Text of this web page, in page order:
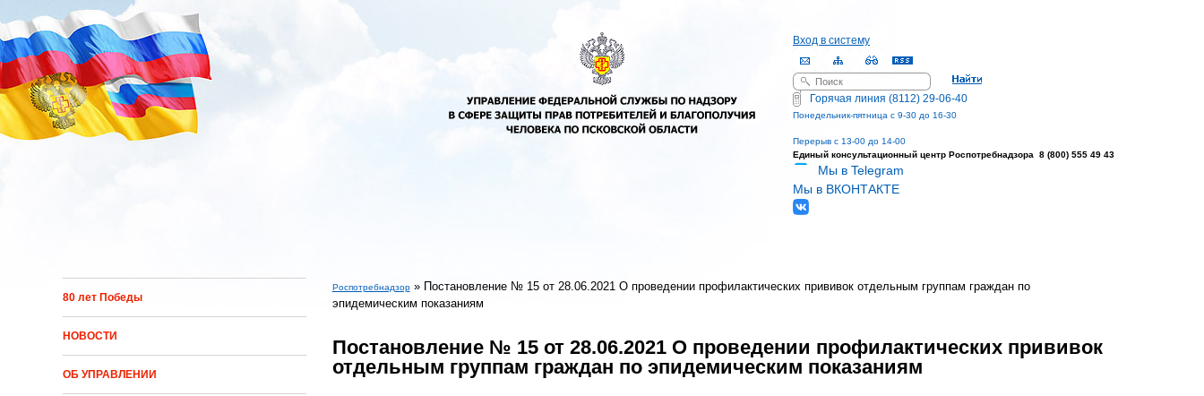
Перейти к основному содержанию
Вход в систему
Форма поиска
Поиск
Горячая линия (8112) 29-06-40
Понедельник-пятница с 9-30 до 16-30
Перерыв с 13-00 до 14-00
Единый консультационный центр Роспотребнадзора 8 (800) 555 49 43
Мы в Telegram
Мы в ВКОНТАКТЕ
80 лет Победы
НОВОСТИ
ОБ УПРАВЛЕНИИ
Вы здесь
Роспотребнадзор » Постановление № 15 от 28.06.2021 О проведении профилактических прививок отдельным группам граждан по
эпидемическим показаниям
Постановление № 15 от 28.06.2021 О проведении профилактических прививок
отдельным группам граждан по эпидемическим показаниям